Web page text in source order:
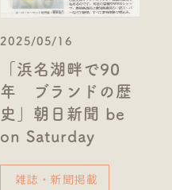
2025/05/16
「浜名湖畔で90
年 ブランドの歴
史」朝日新聞 be
on Saturday
雑誌・新聞掲載